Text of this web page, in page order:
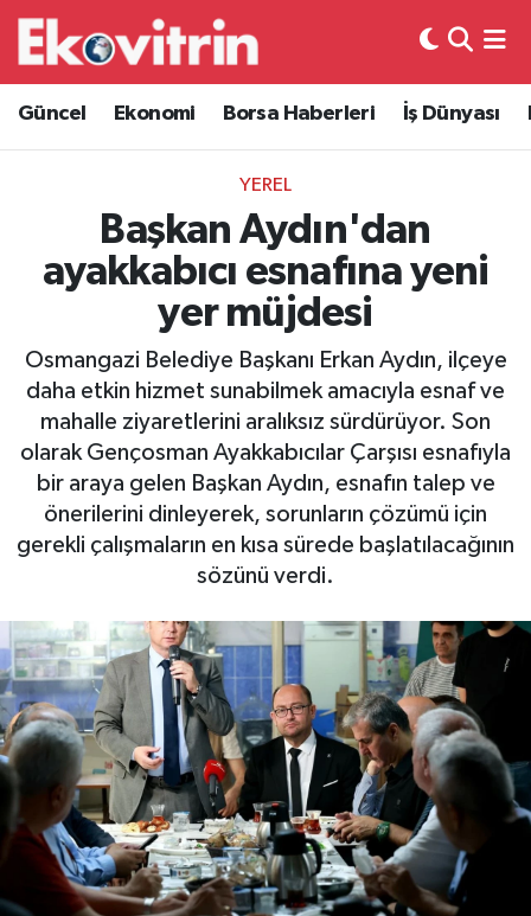
Güncel Ekonomi Borsa Haberleri İş Dünyası
YEREL
Başkan Aydın'dan
ayakkabıcı esnafına yeni
yer müjdesi
Osmangazi Belediye Başkanı Erkan Aydın, ilçeye
daha etkin hizmet sunabilmek amacıyla esnaf ve
mahalle ziyaretlerini aralıksız sürdürüyor. Son
olarak Gençosman Ayakkabıcılar Çarşısı esnafıyla
bir araya gelen Başkan Aydın, esnafın talep ve
önerilerini dinleyerek, sorunların çözümü için
gerekli çalışmaların en kısa sürede başlatılacağının
sözünü verdi.
Güncel
Ekonomi
Borsa Haberleri
İş Dünyası
Otovitrin
Asayiş
Magazin
Spor
Eğitim
Hava Durumu
Trafik Durumu
Süper Lig Puan Durumu ve Fikstür
Tüm Manşetler
Son Dakika Haberleri
Haber Arşivi